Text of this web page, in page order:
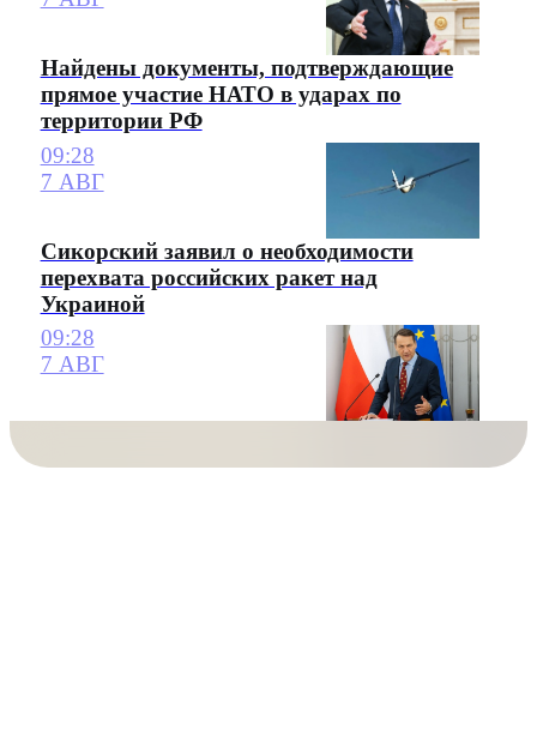
Найдены документы, подтверждающие
прямое участие НАТО в ударах по
территории РФ
09:28
7 АВГ
Сикорский заявил о необходимости
перехвата российских ракет над
Украиной
09:28
7 АВГ